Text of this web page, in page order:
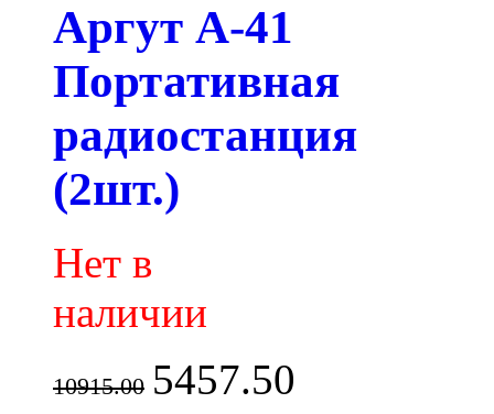
Аргут А-41
Портативная
радиостанция
(2шт.)
Нет в
наличии
10915.00 5457.50